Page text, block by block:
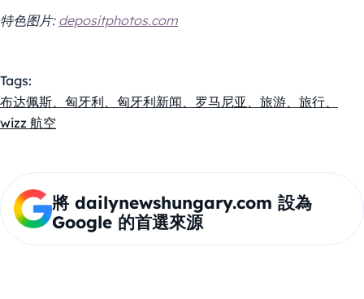
特色图片: depositphotos.com
Tags:
布达佩斯、匈牙利、匈牙利新闻、罗马尼亚、旅游、旅行、
wizz 航空
將 dailynewshungary.com 設為
Google 的首選來源